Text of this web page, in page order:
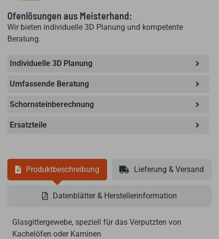
Ofenlösungen aus Meisterhand:
Wir bieten individuelle 3D Planung und kompetente
Beratung.
Individuelle 3D Planung
Umfassende Beratung
Schornsteinberechnung
Ersatzteile
Produktbeschreibung Lieferung & Versand
Datenblätter & Herstellerinformation
Glasgittergewebe, speziell für das Verputzten von
Kachelöfen oder Kaminen